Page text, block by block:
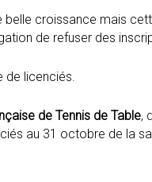
belle croissance mais
de refuser des
de licenciés.
de Tennis de Table,
au 31 octobre de la